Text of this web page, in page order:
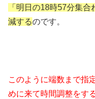
「明日の18時57分集
減するのです。
このように端数まで指
めに来て時間調整をす